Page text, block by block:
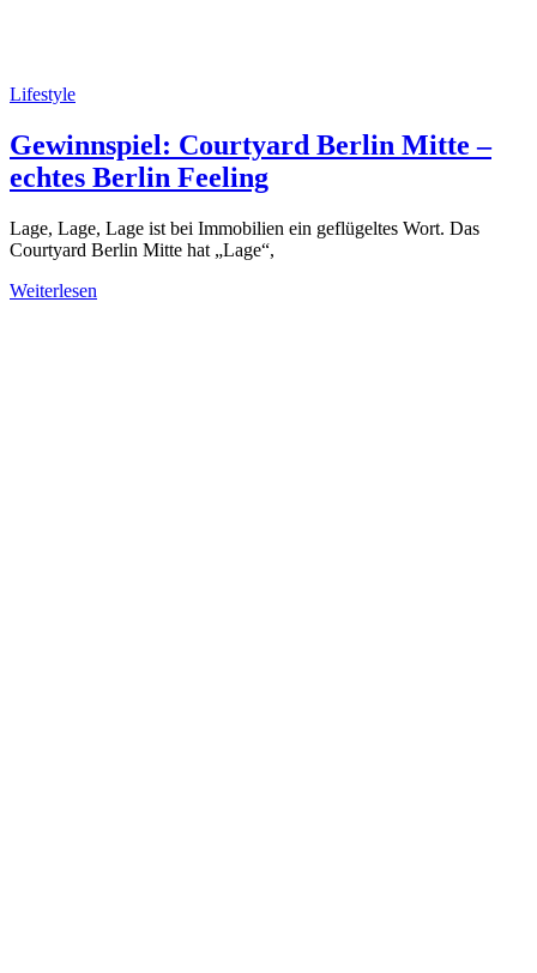
Lifestyle
Gewinnspiel: Courtyard Berlin Mitte –
echtes Berlin Feeling
Lage, Lage, Lage ist bei Immobilien ein geflügeltes Wort. Das
Courtyard Berlin Mitte hat „Lage“,
Weiterlesen